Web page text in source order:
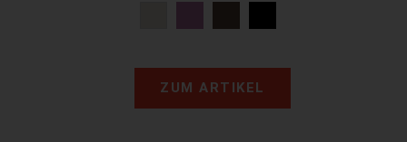
ZUM ARTIKEL